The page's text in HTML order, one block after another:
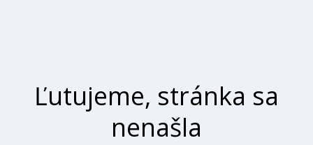
Ľutujeme, stránka sa
nenašla